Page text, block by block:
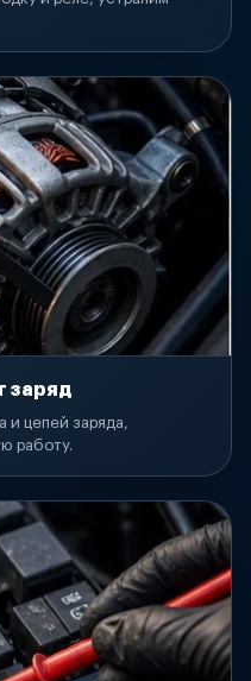
заряд
и цепей заряда,
работу.